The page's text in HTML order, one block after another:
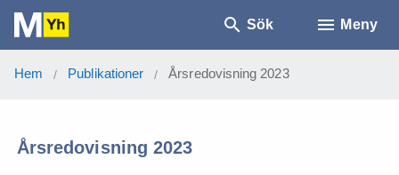
Sök Meny
Hem / Publikationer / Årsredovisning 2023
Årsredovisning 2023